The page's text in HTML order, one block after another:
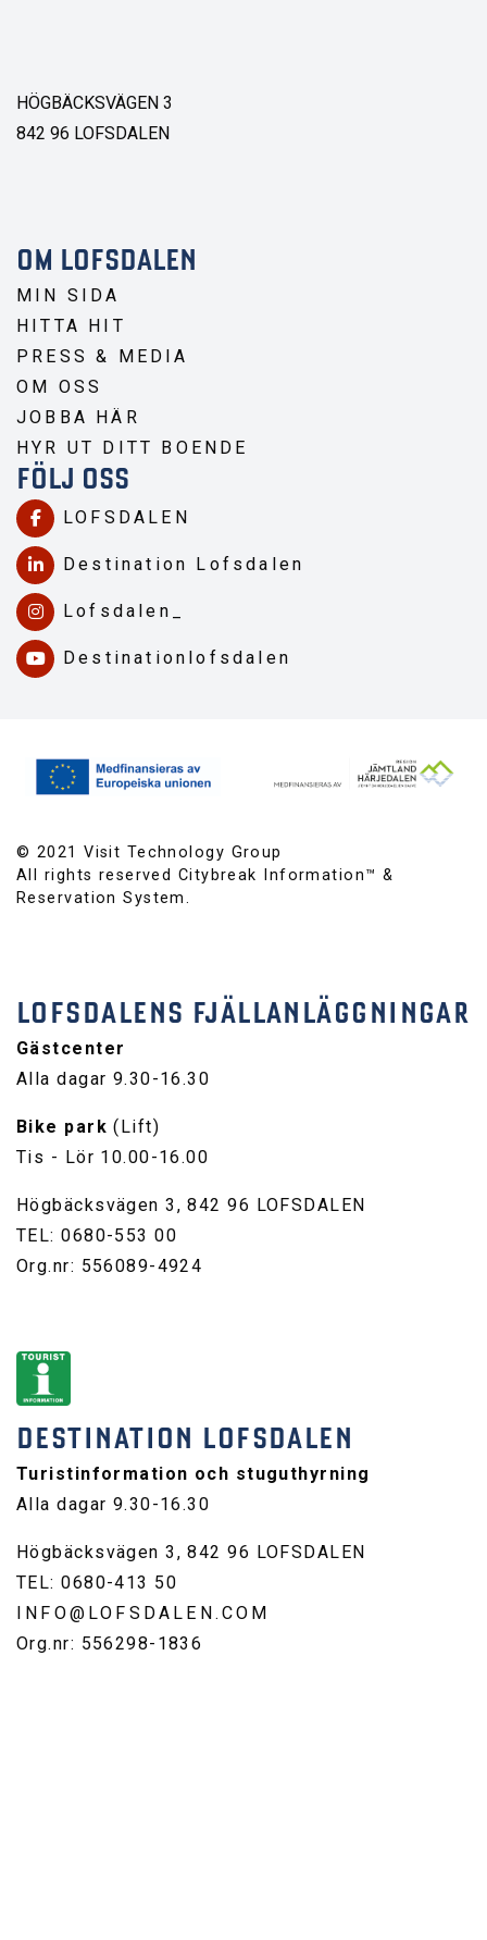
HÖGBÄCKSVÄGEN 3
842 96 LOFSDALEN
OM LOFSDALEN
MIN SIDA
HITTA HIT
PRESS & MEDIA
OM OSS
JOBBA HÄR
HYR UT DITT BOENDE
FÖLJ OSS
LOFSDALEN
Destination Lofsdalen
Lofsdalen_
Destinationlofsdalen
© 2021 Visit Technology Group
All rights reserved Citybreak Information™ &
Reservation System.
DESTINATION LOFSDALEN
Turistinformation och stuguthyrning
Alla dagar 9.30-16.30
Högbäcksvägen 3, 842 96 LOFSDALEN
TEL: 0680-413 50
INFO@LOFSDALEN.COM
Org.nr: 556298-1836
LOFSDALENS FJÄLLANLÄGGNINGAR
Gästcenter
Alla dagar 9.30-16.30
Bike park (Lift)
Tis - Lör 10.00-16.00
Högbäcksvägen 3, 842 96 LOFSDALEN
TEL: 0680-553 00
Org.nr: 556089-4924